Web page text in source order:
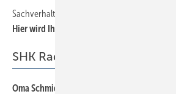
Sachverhalt — Urteil — Praxistipp
Hier wird Ihnen geholfen!
SHK Radar
Oma Schmid und die Freiwilligkeit